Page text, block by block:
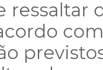
ressaltar